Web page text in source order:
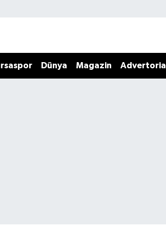
Dünya Magazin Advertorial